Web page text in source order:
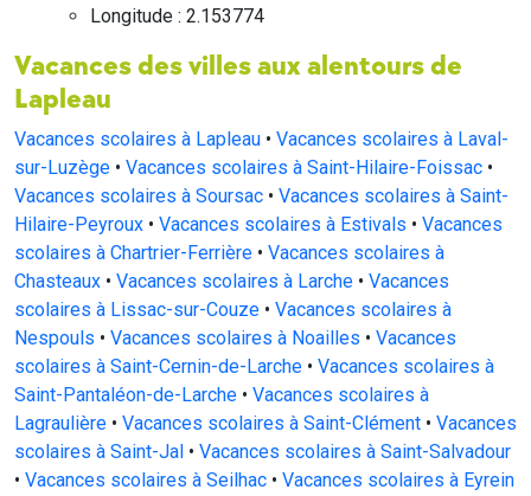
Longitude : 2.153774
Vacances des villes aux alentours de
Lapleau
Vacances scolaires à Lapleau • Vacances scolaires à Laval-
sur-Luzège • Vacances scolaires à Saint-Hilaire-Foissac •
Vacances scolaires à Soursac • Vacances scolaires à Saint-
Hilaire-Peyroux • Vacances scolaires à Estivals • Vacances
scolaires à Chartrier-Ferrière • Vacances scolaires à
Chasteaux • Vacances scolaires à Larche • Vacances
scolaires à Lissac-sur-Couze • Vacances scolaires à
Nespouls • Vacances scolaires à Noailles • Vacances
scolaires à Saint-Cernin-de-Larche • Vacances scolaires à
Saint-Pantaléon-de-Larche • Vacances scolaires à
Lagraulière • Vacances scolaires à Saint-Clément • Vacances
scolaires à Saint-Jal • Vacances scolaires à Saint-Salvadour
• Vacances scolaires à Seilhac • Vacances scolaires à Eyrein